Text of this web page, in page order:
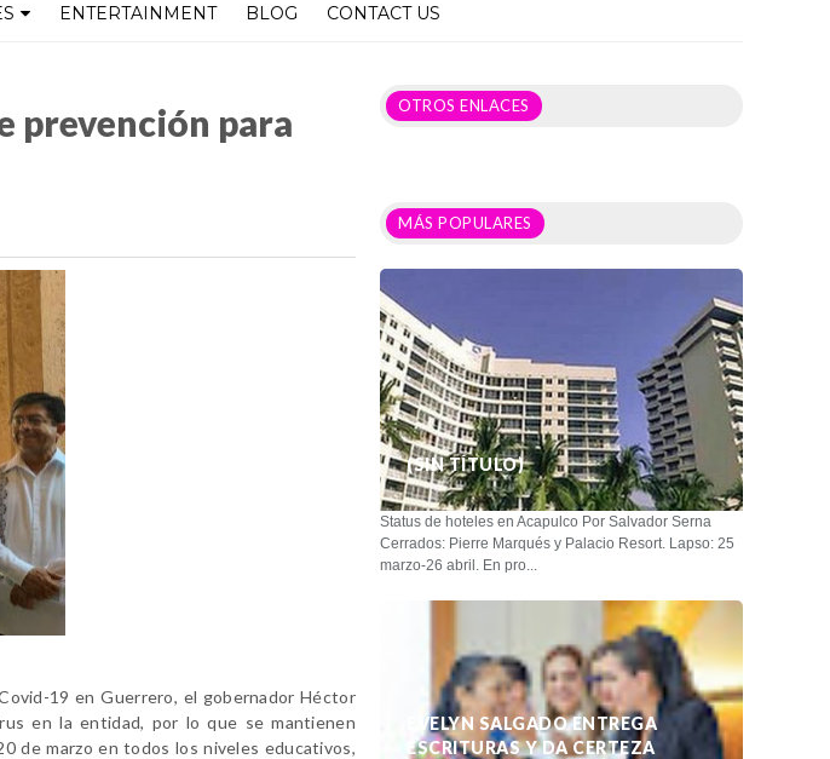
ENTERTAINMENT BLOG CONTACT US
prevención para
19 en Guerrero, el gobernador Héctor
en la entidad, por lo que se mantienen
de marzo en todos los niveles educativos,
OTROS ENLACES
MÁS POPULARES
(SIN TÍTULO)
Status de hoteles en Acapulco Por Salvador Serna
Cerrados: Pierre Marqués y Palacio Resort. Lapso: 25
marzo-26 abril. En pro...
EVELYN SALGADO ENTREGA
ESCRITURAS Y DA CERTEZA